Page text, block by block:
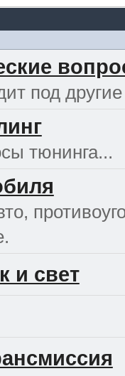
под другие
тюнинга...
и свет